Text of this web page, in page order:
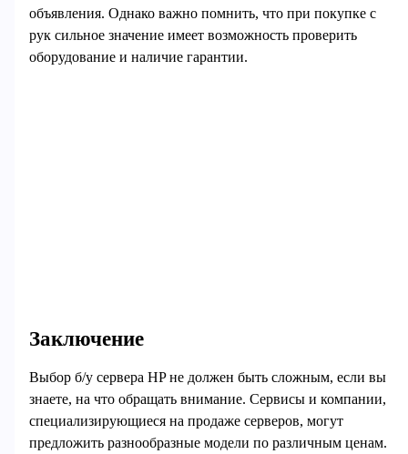
объявления. Однако важно помнить, что при покупке с
рук сильное значение имеет возможность проверить
оборудование и наличие гарантии.
Заключение
Выбор б/у сервера HP не должен быть сложным, если вы
знаете, на что обращать внимание. Сервисы и компании,
специализирующиеся на продаже серверов, могут
предложить разнообразные модели по различным ценам.